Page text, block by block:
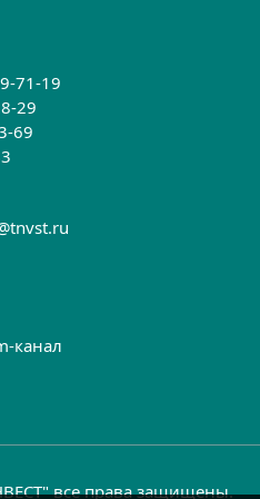
71-19
29
69
канал
все права защищены.